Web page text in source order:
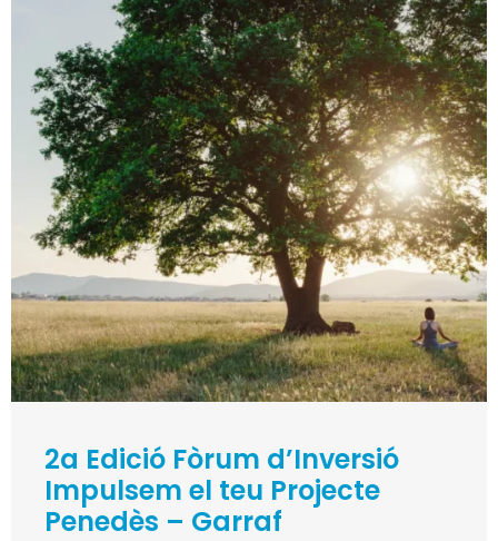
2a Edició Fòrum d’Inversió
Impulsem el teu Projecte
Penedès – Garraf